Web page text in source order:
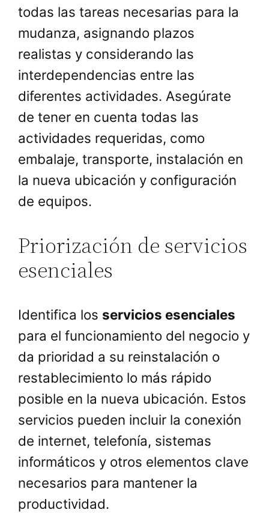
todas las tareas necesarias para la
mudanza, asignando plazos
realistas y considerando las
interdependencias entre las
diferentes actividades. Asegúrate
de tener en cuenta todas las
actividades requeridas, como
embalaje, transporte, instalación en
la nueva ubicación y configuración
de equipos.
Priorización de servicios
esenciales
Identifica los servicios esenciales
para el funcionamiento del negocio y
da prioridad a su reinstalación o
restablecimiento lo más rápido
posible en la nueva ubicación. Estos
servicios pueden incluir la conexión
de internet, telefonía, sistemas
informáticos y otros elementos clave
necesarios para mantener la
productividad.